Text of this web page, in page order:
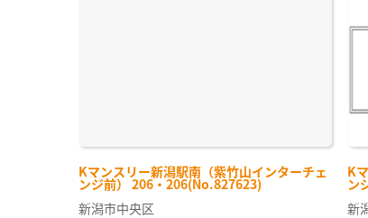
Kマンスリー新潟駅南（紫竹山インターチェ
ンジ前） 206・206(No.827623)
新潟市中央区
K
ン
新